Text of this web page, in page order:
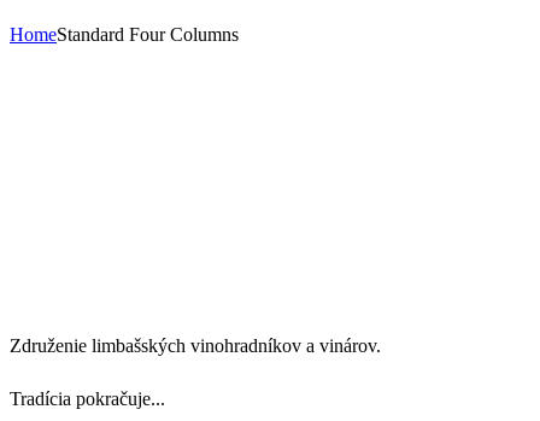
HomeStandard Four Columns
Združenie limbašských vinohradníkov a vinárov.
Tradícia pokračuje...